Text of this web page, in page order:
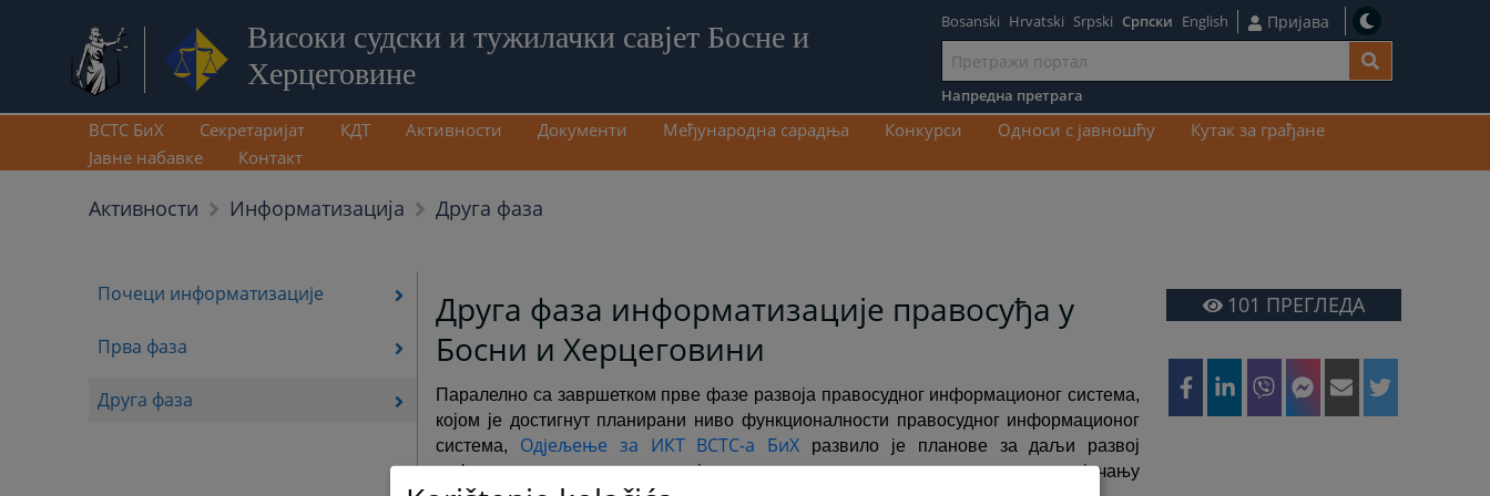
Високи судски и тужилачки савјет Босне и
Херцеговине
Иди
на
садржај
Bosanski Hrvatski Srpski Српски English Пријава
Напредна претрага
ВСТС БиХ Секретаријат КДТ Активности Документи Међународна сарадња Конкурси Односи с јавношћу
Кутак за грађане
Јавне набавке
Контакт
Активности Информатизација Друга фаза
Почеци информатизације
Прва фаза
Друга фаза
Друга фаза информатизације правосуђа у
Босни и Херцеговини
Паралелно са завршетком прве фазе развоја правосудног информационог система,
којом је достигнут планирани ниво функционалности правосудног информационог
система, Одјељење за ИКТ ВСТС-а БиХ развило је планове за даљи развој
информационог система усмјерене на пружање адекватне подршке јачању
101 ПРЕГЛЕДА